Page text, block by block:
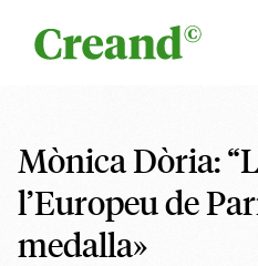
Mònica Dòria:
l’Europeu de
medalla»